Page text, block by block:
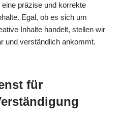
präzise und korrekte
Egal, ob es sich um
Inhalte handelt, stellen wir
und verständlich ankommt.
für